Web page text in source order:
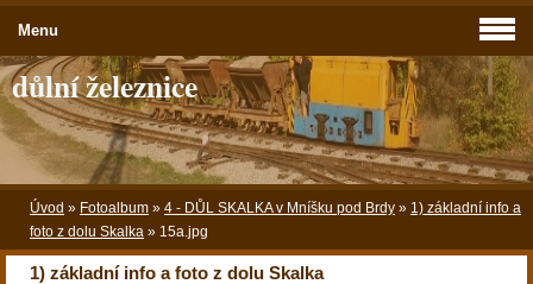
důlní železnice
Úvod » Fotoalbum » 4 - DŮL SKALKA v Mníšku pod Brdy » 1) základní info a
foto z dolu Skalka » 15a.jpg
1) základní info a foto z dolu Skalka
Menu